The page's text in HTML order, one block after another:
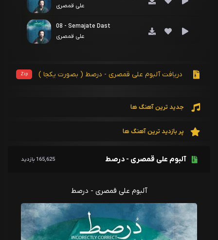
آلبوم علی قمصری - درصط 165,625 بازدید
آلبوم علی قمصری - درصط
علی قمصری
08 - Semajate Dast
علی قمصری
دریافت آلبوم علی قمصری - درصط ( بصورت یکجا ) Zip
جدید ترین آهنگ ها
پر بازدید ترین آهنگ ها